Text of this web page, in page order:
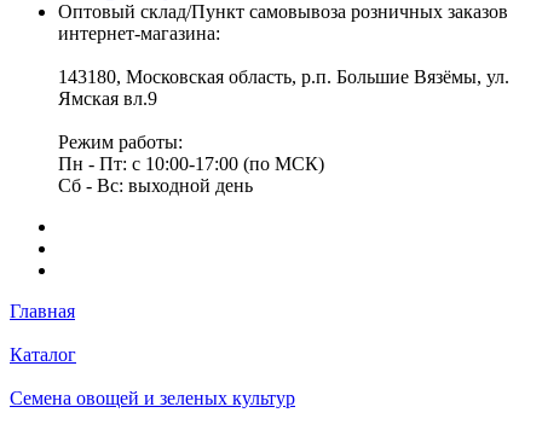
Оптовый склад/Пункт самовывоза розничных заказов
интернет-магазина:
143180, Московская область, р.п. Большие Вязёмы, ул.
Ямская вл.9
Режим работы:
Пн - Пт: с 10:00-17:00 (по МСК)
Сб - Вс: выходной день
Главная
Каталог
Семена овощей и зеленых культур